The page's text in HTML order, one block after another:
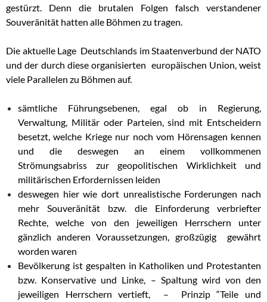
gestürzt. Denn die brutalen Folgen falsch verstandener
Souveränität hatten alle Böhmen zu tragen.
Die aktuelle Lage Deutschlands im Staatenverbund der NATO
und der durch diese organisierten europäischen Union, weist
viele Parallelen zu Böhmen auf.
sämtliche Führungsebenen, egal ob in Regierung,
Verwaltung, Militär oder Parteien, sind mit Entscheidern
besetzt, welche Kriege nur noch vom Hörensagen kennen
und die deswegen an einem vollkommenen
Strömungsabriss zur geopolitischen Wirklichkeit und
militärischen Erfordernissen leiden
deswegen hier wie dort unrealistische Forderungen nach
mehr Souveränität bzw. die Einforderung verbriefter
Rechte, welche von den jeweiligen Herrschern unter
gänzlich anderen Voraussetzungen, großzügig gewährt
worden waren
Bevölkerung ist gespalten in Katholiken und Protestanten
bzw. Konservative und Linke, – Spaltung wird von den
jeweiligen Herrschern vertieft, – Prinzip “Teile und